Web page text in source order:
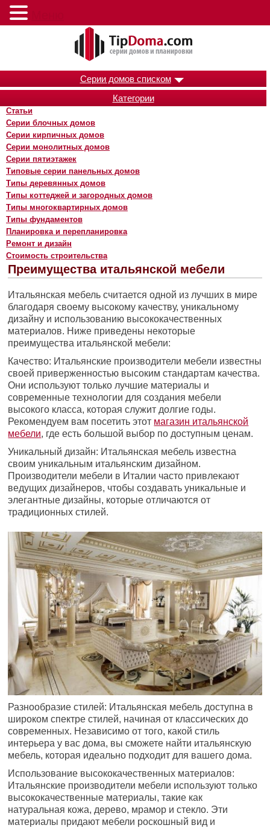
Серии домов списком
Категории
Статьи
Серии блочных домов
Серии кирпичных домов
Серии монолитных домов
Серии пятиэтажек
Типовые серии панельных домов
Типы деревянных домов
Типы коттеджей и загородных домов
Типы многоквартирных домов
Типы фундаментов
Планировка и перепланировка
Ремонт и дизайн
Стоимость строительства
Преимущества итальянской мебели
Итальянская мебель считается одной из лучших в мире
благодаря своему высокому качеству, уникальному
дизайну и использованию высококачественных
материалов. Ниже приведены некоторые
преимущества итальянской мебели:
Качество: Итальянские производители мебели известны
своей приверженностью высоким стандартам качества.
Они используют только лучшие материалы и
современные технологии для создания мебели
высокого класса, которая служит долгие годы.
Рекомендуем вам посетить этот магазин итальянской
мебели, где есть большой выбор по доступным ценам.
Уникальный дизайн: Итальянская мебель известна
своим уникальным итальянским дизайном.
Производители мебели в Италии часто привлекают
ведущих дизайнеров, чтобы создавать уникальные и
элегантные дизайны, которые отличаются от
традиционных стилей.
Разнообразие стилей: Итальянская мебель доступна в
широком спектре стилей, начиная от классических до
современных. Независимо от того, какой стиль
интерьера у вас дома, вы сможете найти итальянскую
мебель, которая идеально подходит для вашего дома.
Использование высококачественных материалов:
Итальянские производители мебели используют только
высококачественные материалы, такие как
натуральная кожа, дерево, мрамор и стекло. Эти
материалы придают мебели роскошный вид и